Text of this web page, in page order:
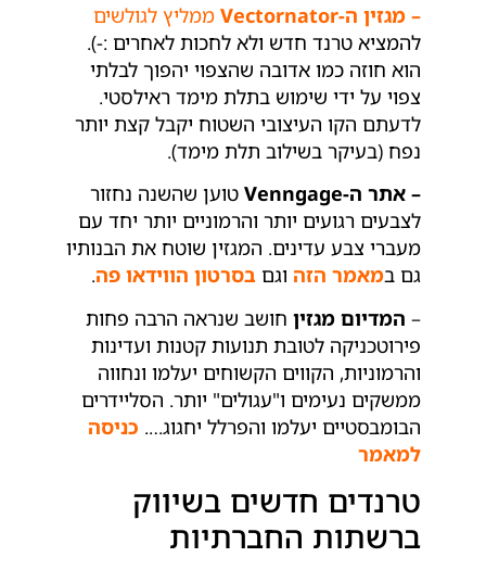
– מגזין ה-Vectornator
ממליץ לגולשים
להמציא טרנד חדש ולא לחכות לאחרים :-).
הוא חוזה כמו אדובה שהצפוי יהפוך לבלתי
צפוי על ידי שימוש בתלת מימד ראילסטי.
לדעתם הקו העיצובי השטוח יקבל קצת יותר
נפח (בעיקר בשילוב תלת מימד).
– אתר ה-Venngage
טוען שהשנה נחזור
לצבעים רגועים יותר והרמוניים יותר יחד עם
מעברי צבע עדינים. המגזין שוטח את הבנותיו
גם במאמר הזה וגם בסרטון הווידאו פה.
– המדיום מגזין חושב שנראה הרבה פחות
פירוטכניקה לטובת תנועות קטנות ועדינות
והרמוניות, הקווים הקשוחים יעלמו ונחווה
ממשקים נעימים ו"עגולים" יותר. הסליידרים
הבומבסטיים יעלמו והפרלל יחגוג…. כניסה
למאמר
טרנדים חדשים בשיווק
ברשתות החברתיות